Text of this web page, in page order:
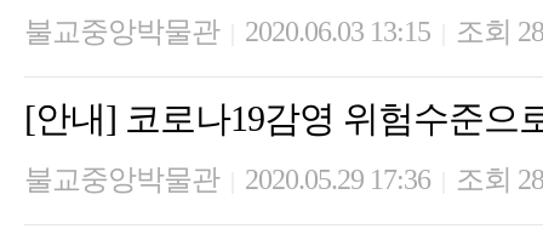
불교중앙박물관 2020.06.03 13:15 조회
[안내] 코로나19감영 위험수준으
불교중앙박물관 2020.05.29 17:36 조회